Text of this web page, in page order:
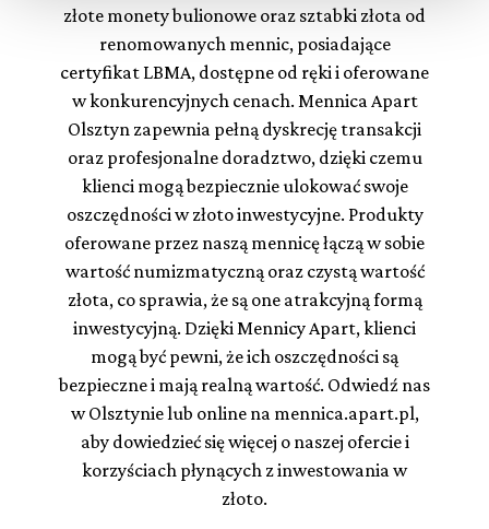
złote monety bulionowe oraz sztabki złota od
renomowanych mennic, posiadające
certyfikat LBMA, dostępne od ręki i oferowane
w konkurencyjnych cenach. Mennica Apart
Olsztyn zapewnia pełną dyskrecję transakcji
oraz profesjonalne doradztwo, dzięki czemu
klienci mogą bezpiecznie ulokować swoje
oszczędności w złoto inwestycyjne. Produkty
oferowane przez naszą mennicę łączą w sobie
wartość numizmatyczną oraz czystą wartość
złota, co sprawia, że są one atrakcyjną formą
inwestycyjną. Dzięki Mennicy Apart, klienci
mogą być pewni, że ich oszczędności są
bezpieczne i mają realną wartość. Odwiedź nas
w Olsztynie lub online na mennica.apart.pl,
aby dowiedzieć się więcej o naszej ofercie i
korzyściach płynących z inwestowania w
złoto.